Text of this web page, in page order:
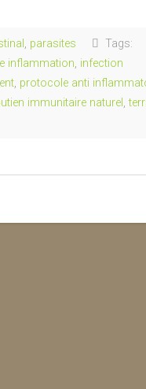
, parasites
Tags:
inflammation, infection
, protocole anti
immunitaire naturel ,